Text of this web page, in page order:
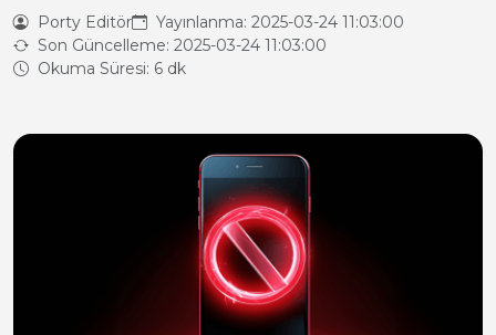
Porty Editör
Yayınlanma: 2025-03-24 11:03:00
Son Güncelleme: 2025-03-24 11:03:00
Okuma Süresi: 6 dk